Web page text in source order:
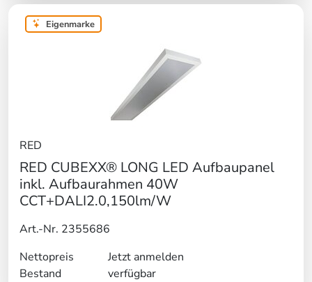
Eigenmarke
RED
RED CUBEXX® LONG LED Aufbaupanel
inkl. Aufbaurahmen 40W
CCT+DALI2.0,150lm/W
Art.-Nr. 2355686
Nettopreis
Jetzt anmelden
Bestand
verfügbar